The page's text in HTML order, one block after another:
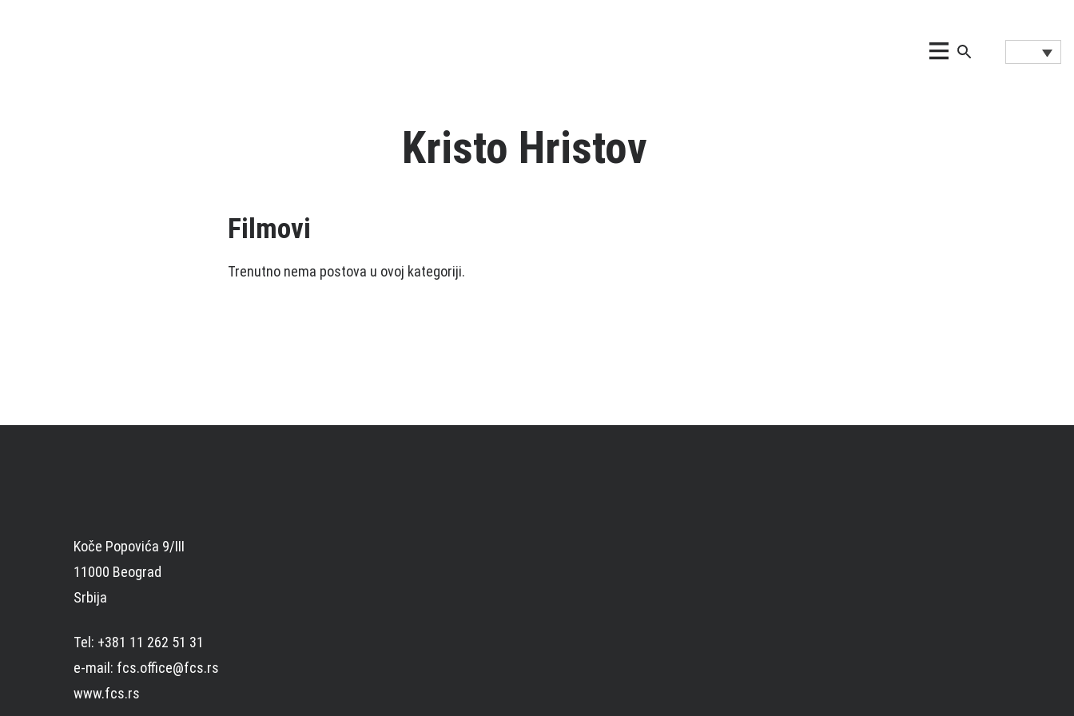
Kristo Hristov
Filmovi
Trenutno nema postova u ovoj kategoriji.
Koče Popovića 9/III
11000 Beograd
Srbija
Tel: +381 11 262 51 31
e-mail: fcs.office@fcs.rs
www.fcs.rs